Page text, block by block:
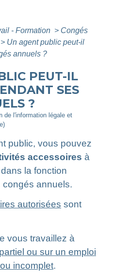
- Formation > Congés
> Un agent public peut-il
annuels ?
PEUT-IL
SES
?
de l'information légale et
public, vous pouvez
accessoires à
la fonction
annuels.
autorisées sont
vous travaillez à
ou sur un emploi
incomplet.